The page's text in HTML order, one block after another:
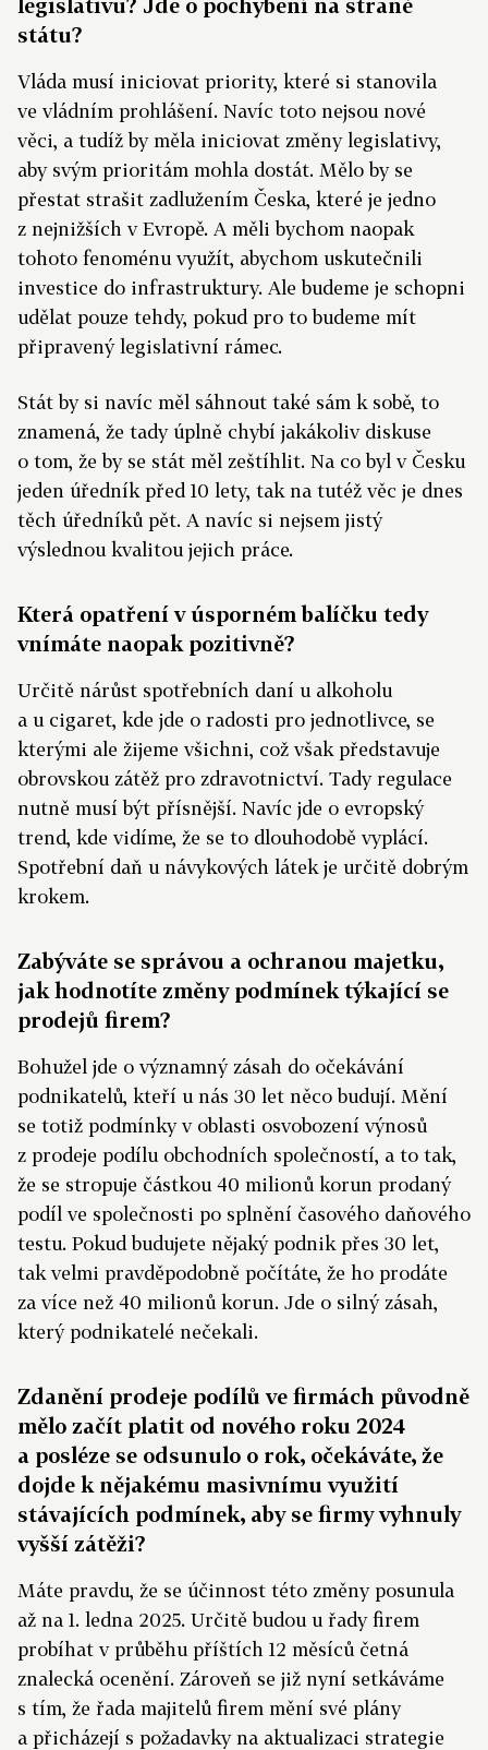
státu?
Vláda musí iniciovat priority, které si stanovila
ve vládním prohlášení. Navíc toto nejsou nové
věci, a tudíž by měla iniciovat změny legislativy,
aby svým prioritám mohla dostát. Mělo by se
přestat strašit zadlužením Česka, které je jedno
z nejnižších v Evropě. A měli bychom naopak
tohoto fenoménu využít, abychom uskutečnili
investice do infrastruktury. Ale budeme je schopni
udělat pouze tehdy, pokud pro to budeme mít
připravený legislativní rámec.
Stát by si navíc měl sáhnout také sám k sobě, to
znamená, že tady úplně chybí jakákoliv diskuse
o tom, že by se stát měl zeštíhlit. Na co byl v Česku
jeden úředník před 10 lety, tak na tutéž věc je dnes
těch úředníků pět. A navíc si nejsem jistý
výslednou kvalitou jejich práce.
Která opatření v úsporném balíčku tedy
vnímáte naopak pozitivně?
Určitě nárůst spotřebních daní u alkoholu
a u cigaret, kde jde o radosti pro jednotlivce, se
kterými ale žijeme všichni, což však představuje
obrovskou zátěž pro zdravotnictví. Tady regulace
nutně musí být přísnější. Navíc jde o evropský
trend, kde vidíme, že se to dlouhodobě vyplácí.
Spotřební daň u návykových látek je určitě dobrým
krokem.
Zabýváte se správou a ochranou majetku,
jak hodnotíte změny podmínek týkající se
prodejů firem?
Bohužel jde o významný zásah do očekávání
podnikatelů, kteří u nás 30 let něco budují. Mění
se totiž podmínky v oblasti osvobození výnosů
z prodeje podílu obchodních společností, a to tak,
že se stropuje částkou 40 milionů korun prodaný
podíl ve společnosti po splnění časového daňového
testu. Pokud budujete nějaký podnik přes 30 let,
tak velmi pravděpodobně počítáte, že ho prodáte
za více než 40 milionů korun. Jde o silný zásah,
který podnikatelé nečekali.
Zdanění prodeje podílů ve firmách původně
mělo začít platit od nového roku 2024
a posléze se odsunulo o rok, očekáváte, že
dojde k nějakému masivnímu využití
stávajících podmínek, aby se firmy vyhnuly
vyšší zátěži?
Máte pravdu, že se účinnost této změny posunula
až na 1. ledna 2025. Určitě budou u řady firem
probíhat v průběhu příštích 12 měsíců četná
znalecká ocenění. Zároveň se již nyní setkáváme
s tím, že řada majitelů firem mění své plány
a přicházejí s požadavky na aktualizaci strategie